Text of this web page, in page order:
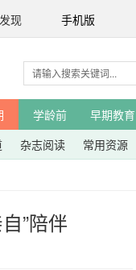
发现 手机版
学龄前 早期教育
杂志阅读 常用资源
”陪伴